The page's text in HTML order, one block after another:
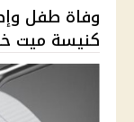
كنيسة ميت